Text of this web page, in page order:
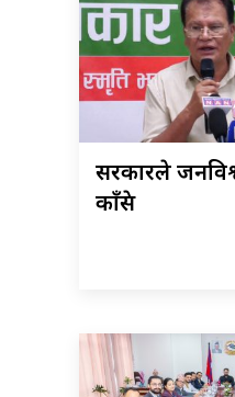
सरकारले
काँग्रेस